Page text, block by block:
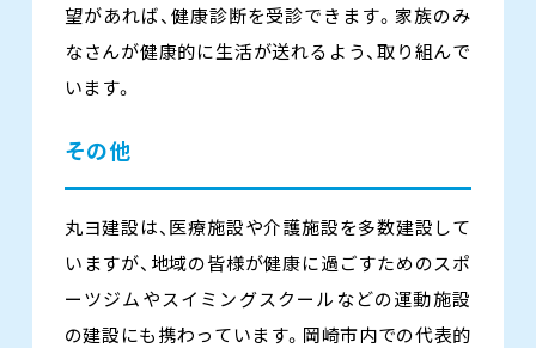
望があれば、健康診断を受診できます。家族のみ
なさんが健康的に生活が送れるよう、取り組んで
います。
その他
丸ヨ建設は、医療施設や介護施設を多数建設して
いますが、地域の皆様が健康に過ごすためのスポ
ーツジムやスイミングスクールなどの運動施設
の建設にも携わっています。岡崎市内での代表的